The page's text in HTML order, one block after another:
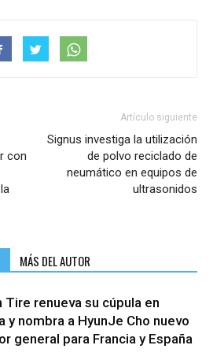
con
Artículo siguiente
Signus investiga la utilización
de polvo reciclado de
neumático en equipos de
ultrasonidos
MÁS DEL AUTOR
Tire renueva su cúpula en
y nombra a HyunJe Cho nuevo
general para Francia y España